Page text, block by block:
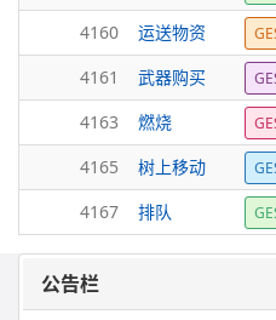
4160 运送物资
4161 武器购买
4163 燃烧
4165 树上移动
4167 排队
公告栏